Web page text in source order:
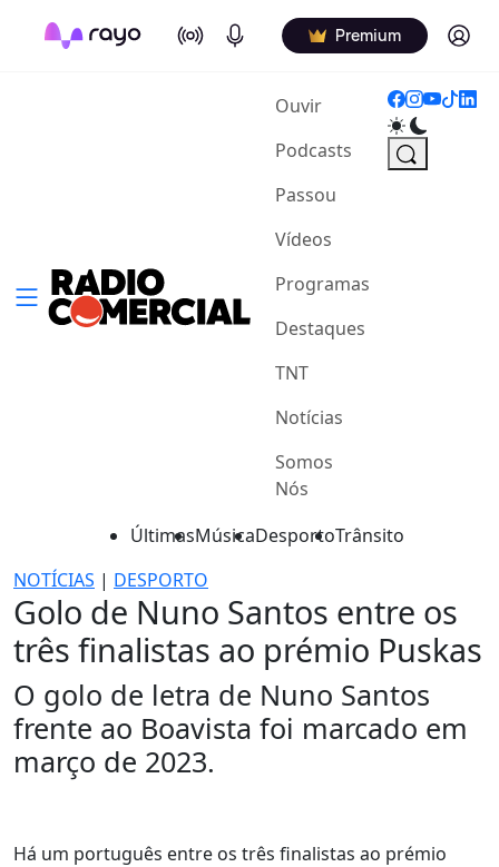
On Air Podcasts Premium Log in
Ouvir(current)
Podcasts
Passou
Vídeos
Programas
Destaques
TNT
Notícias
Somos
Nós
ÚltimasMúsicaDesportoTrânsito
NOTÍCIAS | DESPORTO
Golo de Nuno Santos entre os
três finalistas ao prémio Puskas
O golo de letra de Nuno Santos
frente ao Boavista foi marcado em
março de 2023.
Há um português entre os três finalistas ao prémio